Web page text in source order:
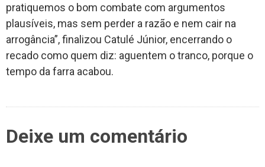
pratiquemos o bom combate com argumentos
plausíveis, mas sem perder a razão e nem cair na
arrogância”, finalizou Catulé Júnior, encerrando o
recado como quem diz: aguentem o tranco, porque o
tempo da farra acabou.
Deixe um comentário